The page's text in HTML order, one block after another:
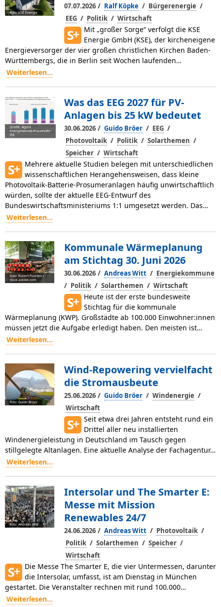
Foto: KSE Energie
07.07.2026 / Ralf Köpke / Bürgerenergie /
EEG / Politik / Wirtschaft
Mit „großer Sorge“ verfolgt die KSE
Energie GmbH (KSE), der kircheneigene
Energieversorger der vier großen christlichen Kirchen Baden-
Württembergs, die in Berlin seit Wochen laufenden…
Weiterlesen...
Grafik: Agora
Energiewende/Fraunhofer
ISE
Was das EEG 2027 für PV-
Anlagen bis 25 kW bedeutet
30.06.2026 / Guido Bröer / EEG /
Photovoltaik / Politik / Solarthemen /
Speicher / Wirtschaft
Mehrere aktuelle Studien belegen mit unterschiedlichen
wissenschaftlichen Herangehensweisen, dass kleine
Photovoltaik-Batterie-Prosumeranlagen häufig unwirtschaftlich
würden, sollte der aktuelle EEG-Entwurf des
Bundeswirtschaftsministeriums 1:1 umgesetzt werden. Das…
Weiterlesen...
Foto: Robert Poorten /
stock.adobe.com
Kommunale Wärmeplanung
am Stichtag 30. Juni 2026
30.06.2026 / Andreas Witt / Energiekommune
/ Politik / Solarthemen / Wirtschaft
Heute ist der erste bundesweite
Stichtag für die kommunale
Wärmeplanung (KWP). Großstädte ab 100.000 Einwohner:innen
müssen jetzt die Aufgabe erledigt haben. Den meisten ist…
Weiterlesen...
Foto: Guido Bröer
Wind-Repowering vervielfacht
die Stromausbeute
25.06.2026 / Guido Bröer / Windenergie /
Wirtschaft
Seit etwa drei Jahren entsteht rund ein
Drittel aller neu installierten
Windenergieleistung in Deutschland im Tausch gegen
stillgelegte Altanlagen. Eine aktuelle Analyse der Fachagentur…
Weiterlesen...
Foto: Andreas Witt
Intersolar und The Smarter E:
Messe mit Mission
Renewables 24/7
24.06.2026 / Andreas Witt / Photovoltaik /
Politik / Solarthemen / Speicher /
Wirtschaft
Die Messe The Smarter E, die vier Untermessen, darunter
die Intersolar, umfasst, ist am Dienstag in München
gestartet. Die Veranstalter rechnen mit rund 100.000…
Weiterlesen...